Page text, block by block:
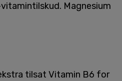
Magnesium
tilsat Vitamin B6 for